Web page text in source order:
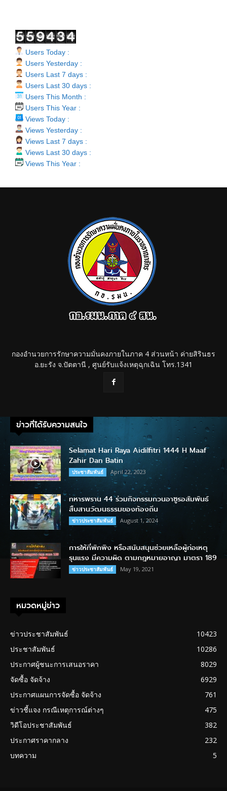
Users Today :
Users Yesterday :
Users Last 7 days :
Users Last 30 days :
Users This Month :
Users This Year :
Views Today :
Views Yesterday :
Views Last 7 days :
Views Last 30 days :
Views This Year :
กองอำนวยการรักษาความมั่นคงภายในภาค 4 ส่วนหน้า ค่ายสิรินธร
อ.ยะรัง จ.ปัตตานี , ศูนย์รับแจ้งเหตุฉุกเฉิน โทร.1341
ข่าวที่ได้รับความสนใจ
Selamat Hari Raya Aidilfitri 1444 H Maaf
Zahir Dan Batin
ประชาสัมพันธ์ April 22, 2023
ทหารพราน 44 ร่วมกิจกรรมกวนอาซูรอสัมพันธ์
สืบสานวัฒนธรรมของท้องถิ่น
ข่าวประชาสัมพันธ์ August 1, 2024
การให้ที่พักพิง หรือสนับสนุนช่วยเหลือผู้ก่อเหตุ
รุนแรง มีความผิด ตามกฎหมายอาญา มาตรา 189
ข่าวประชาสัมพันธ์ May 19, 2021
หมวดหมู่ข่าว
ข่าวประชาสัมพันธ์
10423
ประชาสัมพันธ์
10286
ประกาศผู้ชนะการเสนอราคา
8029
จัดซื้อ จัดจ้าง
6929
ประกาศแผนการจัดซื้อ จัดจ้าง
761
ข่าวชี้แจง กรณีเหตุการณ์ต่างๆ
475
วิดีโอประชาสัมพันธ์
382
ประกาศราคากลาง
232
บทความ
5